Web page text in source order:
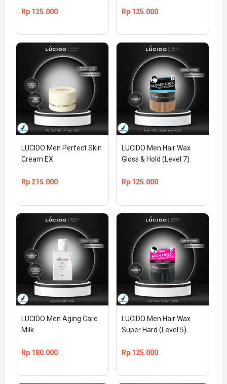
Rp 125.000 Rp 125.000
LUCIDO Men Perfect Skin
Cream EX
Rp 215.000
LUCIDO Men Hair Wax
Gloss & Hold (Level 7)
Rp 125.000
LUCIDO Men Aging Care
Milk
Rp 180.000
LUCIDO Men Hair Wax
Super Hard (Level 5)
Rp 125.000